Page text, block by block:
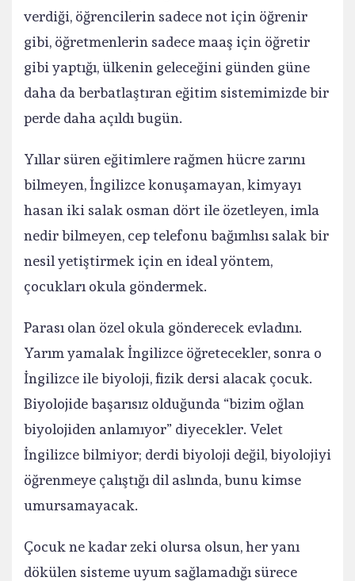
verdiği, öğrencilerin sadece not için öğrenir
gibi, öğretmenlerin sadece maaş için öğretir
gibi yaptığı, ülkenin geleceğini günden güne
daha da berbatlaştıran eğitim sistemimizde bir
perde daha açıldı bugün.
Yıllar süren eğitimlere rağmen hücre zarını
bilmeyen, İngilizce konuşamayan, kimyayı
hasan iki salak osman dört ile özetleyen, imla
nedir bilmeyen, cep telefonu bağımlısı salak bir
nesil yetiştirmek için en ideal yöntem,
çocukları okula göndermek.
Parası olan özel okula gönderecek evladını.
Yarım yamalak İngilizce öğretecekler, sonra o
İngilizce ile biyoloji, fizik dersi alacak çocuk.
Biyolojide başarısız olduğunda “bizim oğlan
biyolojiden anlamıyor” diyecekler. Velet
İngilizce bilmiyor; derdi biyoloji değil, biyolojiyi
öğrenmeye çalıştığı dil aslında, bunu kimse
umursamayacak.
Çocuk ne kadar zeki olursa olsun, her yanı
dökülen sisteme uyum sağlamadığı sürece